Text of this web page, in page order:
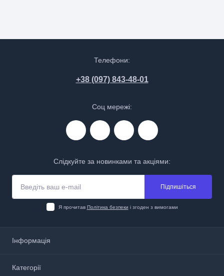
Телефони:
+38 (097) 843-48-01
Соц мережі:
Слідкуйте за новинками та акціями:
Підпишіться
Я прочитав Політика безпеки і згоден з вимогами
Інформація
Доставка і оплата
Категорії